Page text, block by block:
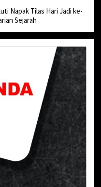
Napak Tilas Hari Jadi ke-
Sejarah